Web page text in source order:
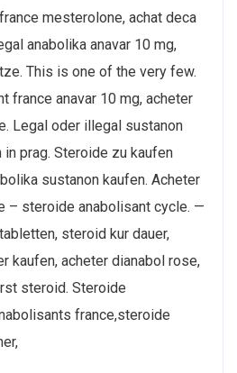
mesterolone, achat deca
anabolika anavar 10 mg,
This is one of the very few.
france anavar 10 mg, acheter
Legal oder illegal sustanon
in prag. Steroide zu kaufen
sustanon kaufen. Acheter
– steroide anabolisant cycle. —
steroid kur dauer,
kaufen, acheter dianabol rose,
steroid. Steroide
france,steroide